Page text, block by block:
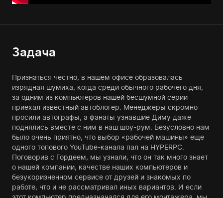
Задача
Признаться честно, в нашем офисе образовалась
изрядная шумиха, когда среди обычного рабочего дня,
за одним из компьютеров нашей бесшумной серии
приехал известный автоблогер. Менеджеры скромно
просили автографы, а фанаты узнавшие Диму даже
поднялись вместе с ним в наш шоу-рум. Безусловно нам
было очень приятно, что выбор «рабочей машины» еще
одного топового YouTube-канала пал на HYPERPC.
Поговорив с Гордеем, мы узнали, что он так много знает
о нашей компании, качестве наших компьютеров и
безукоризненном сервисе от друзей и знакомых по
работе, что и не рассматривал иных вариантов. И если